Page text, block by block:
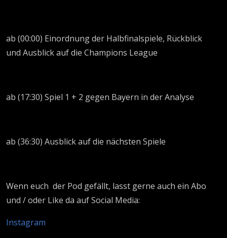
ab (00:00) Einordnung der Halbfinalspiele, Rückblick
und Ausblick auf die Champions League
ab (17:30) Spiel 1 + 2 gegen Bayern in der Analyse
ab (36:30) Ausblick auf die nächsten Spiele
Wenn euch der Pod gefällt, lasst gerne auch ein Abo
und / oder Like da auf Social Media:
Instagram